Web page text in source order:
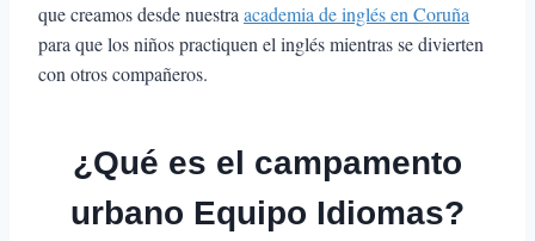
que creamos desde nuestraacademia de inglés en Coruña
para que los niños practiquen el inglés mientras se divierten
con otros compañeros.
¿Qué es el campamento
urbano Equipo Idiomas?